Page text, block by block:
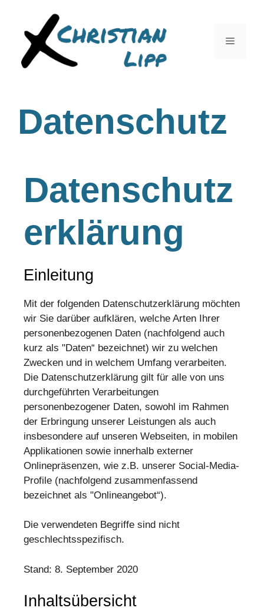
Datenschutz
Datenschutz
erklärung
Einleitung
Mit der folgenden Datenschutzerklärung möchten
wir Sie darüber aufklären, welche Arten Ihrer
personenbezogenen Daten (nachfolgend auch
kurz als "Daten“ bezeichnet) wir zu welchen
Zwecken und in welchem Umfang verarbeiten.
Die Datenschutzerklärung gilt für alle von uns
durchgeführten Verarbeitungen
personenbezogener Daten, sowohl im Rahmen
der Erbringung unserer Leistungen als auch
insbesondere auf unseren Webseiten, in mobilen
Applikationen sowie innerhalb externer
Onlinepräsenzen, wie z.B. unserer Social-Media-
Profile (nachfolgend zusammenfassend
bezeichnet als "Onlineangebot“).
Die verwendeten Begriffe sind nicht
geschlechtsspezifisch.
Stand: 8. September 2020
Inhaltsübersicht